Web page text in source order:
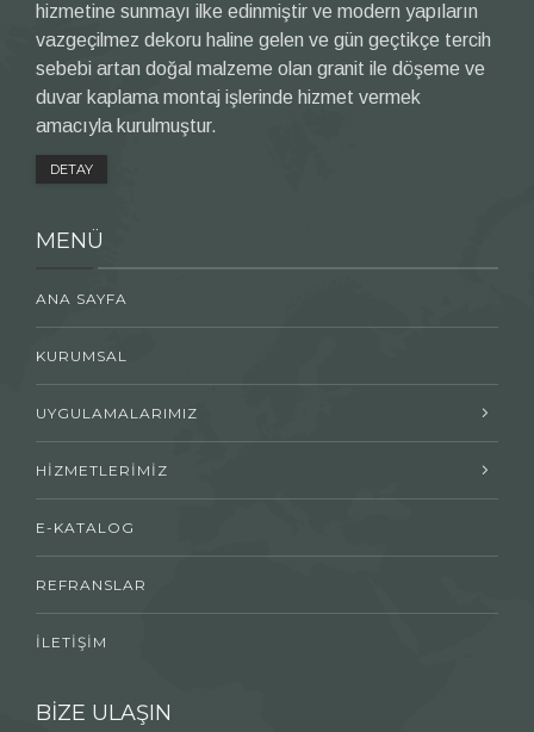
hizmetine sunmayı ilke edinmiştir ve modern yapıların
vazgeçilmez dekoru haline gelen ve gün geçtikçe tercih
sebebi artan doğal malzeme olan granit ile döşeme ve
duvar kaplama montaj işlerinde hizmet vermek
amacıyla kurulmuştur.
DETAY
MENÜ
ANA SAYFA
KURUMSAL
UYGULAMALARIMIZ
HİZMETLERİMİZ
E-KATALOG
REFRANSLAR
İLETİŞİM
BİZE ULAŞIN